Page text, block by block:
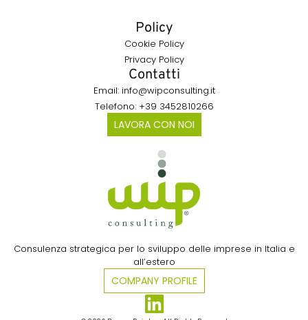
Consulenza strategica per lo sviluppo delle imprese in Italia e
all’estero​
COMPANY PROFILE
Policy
Cookie Policy
Privacy Policy
Contatti
Email: info@wipconsulting.it
Telefono: +39 3452810266
LAVORA CON NOI